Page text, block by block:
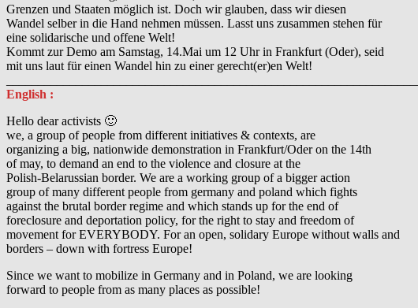
Grenzen und Staaten möglich ist. Doch wir glauben, dass wir diesen
Wandel selber in die Hand nehmen müssen. Lasst uns zusammen stehen für
eine solidarische und offene Welt!
Kommt zur Demo am Samstag, 14.Mai um 12 Uhr in Frankfurt (Oder), seid
mit uns laut für einen Wandel hin zu einer gerecht(er)en Welt!
English :
Hello dear activists 🙂
we, a group of people from different initiatives & contexts, are
organizing a big, nationwide demonstration in Frankfurt/Oder on the 14th
of may, to demand an end to the violence and closure at the
Polish-Belarussian border. We are a working group of a bigger action
group of many different people from germany and poland which fights
against the brutal border regime and which stands up for the end of
foreclosure and deportation policy, for the right to stay and freedom of
movement for EVERYBODY. For an open, solidary Europe without walls and
borders – down with fortress Europe!
Since we want to mobilize in Germany and in Poland, we are looking
forward to people from as many places as possible!